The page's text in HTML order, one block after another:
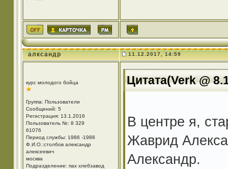
алксандр 11.12.2017, 14:59
курс молодого бойца
Группа: Пользователи
Сообщений: 5
Регистрация: 13.1.2016
Пользователь №: 8 329
61076
Период службы: 1986 -1988
Ф.И.О.:столбов александр
алексеевич
москва
Подразделение: пах хлебзавод
Цитата(Verk @
В центре я,
Жаврид
Александр.